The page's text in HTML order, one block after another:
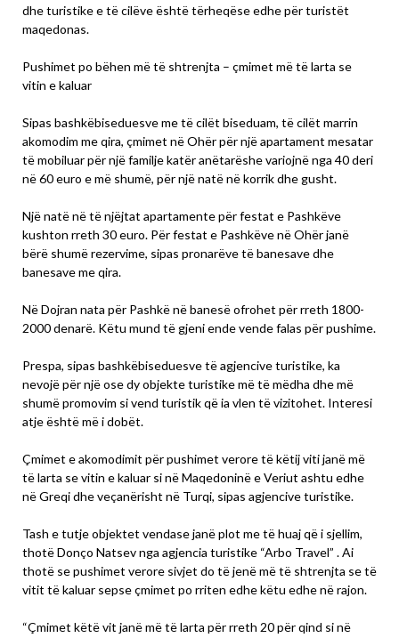
dhe turistike e të cilëve është tërheqëse edhe për turistët
maqedonas.
Pushimet po bëhen më të shtrenjta – çmimet më të larta se
vitin e kaluar
Sipas bashkëbiseduesve me të cilët biseduam, të cilët marrin
akomodim me qira, çmimet në Ohër për një apartament mesatar
të mobiluar për një familje katër anëtarëshe variojnë nga 40 deri
në 60 euro e më shumë, për një natë në korrik dhe gusht.
Një natë në të njëjtat apartamente për festat e Pashkëve
kushton rreth 30 euro. Për festat e Pashkëve në Ohër janë
bërë shumë rezervime, sipas pronarëve të banesave dhe
banesave me qira.
Në Dojran nata për Pashkë në banesë ofrohet për rreth 1800-
2000 denarë. Këtu mund të gjeni ende vende falas për pushime.
Prespa, sipas bashkëbiseduesve të agjencive turistike, ka
nevojë për një ose dy objekte turistike më të mëdha dhe më
shumë promovim si vend turistik që ia vlen të vizitohet. Interesi
atje është më i dobët.
Çmimet e akomodimit për pushimet verore të këtij viti janë më
të larta se vitin e kaluar si në Maqedoninë e Veriut ashtu edhe
në Greqi dhe veçanërisht në Turqi, sipas agjencive turistike.
Tash e tutje objektet vendase janë plot me të huaj që i sjellim,
thotë Donço Natsev nga agjencia turistike “Arbo Travel” . Ai
thotë se pushimet verore sivjet do të jenë më të shtrenjta se të
vitit të kaluar sepse çmimet po rriten edhe këtu edhe në rajon.
“Çmimet këtë vit janë më të larta për rreth 20 për qind si në